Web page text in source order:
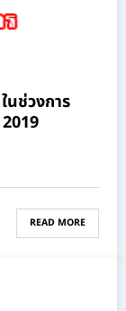
นช่วงการ
READ MORE